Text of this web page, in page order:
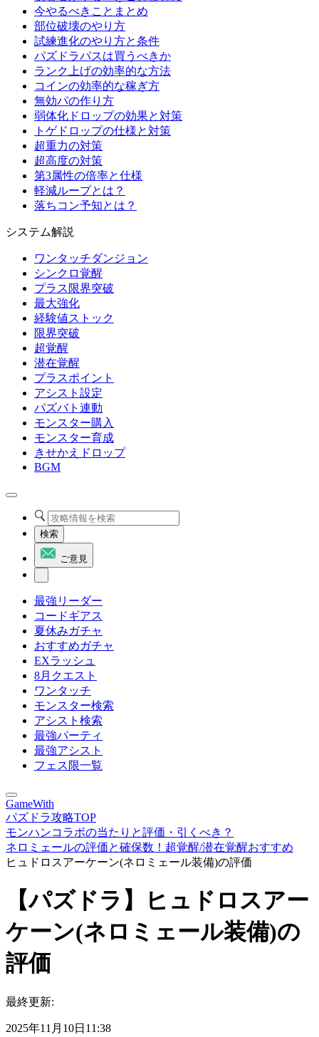
今やるべきことまとめ
部位破壊のやり方
試練進化のやり方と条件
パズドラパスは買うべきか
ランク上げの効率的な方法
コインの効率的な稼ぎ方
無効パの作り方
弱体化ドロップの効果と対策
トゲドロップの仕様と対策
超重力の対策
超高度の対策
第3属性の倍率と仕様
軽減ループとは？
落ちコン予知とは？
システム解説
ワンタッチダンジョン
シンクロ覚醒
プラス限界突破
最大強化
経験値ストック
限界突破
超覚醒
潜在覚醒
プラスポイント
アシスト設定
パズバト連動
モンスター購入
モンスター育成
きせかえドロップ
BGM
検索
ご意見
最強リーダー
コードギアス
夏休みガチャ
おすすめガチャ
EXラッシュ
8月クエスト
ワンタッチ
モンスター検索
アシスト検索
最強パーティ
最強アシスト
フェス限一覧
GameWith
パズドラ攻略TOP
モンハンコラボの当たりと評価・引くべき？
ネロミェールの評価と確保数！超覚醒/潜在覚醒おすすめ
ヒュドロスアーケーン(ネロミェール装備)の評価
【パズドラ】ヒュドロスアー
ケーン(ネロミェール装備)の
評価
最終更新:
2025年11月10日11:38